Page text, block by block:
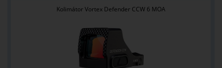
Kolimátor Vortex Defender CCW 6 MOA